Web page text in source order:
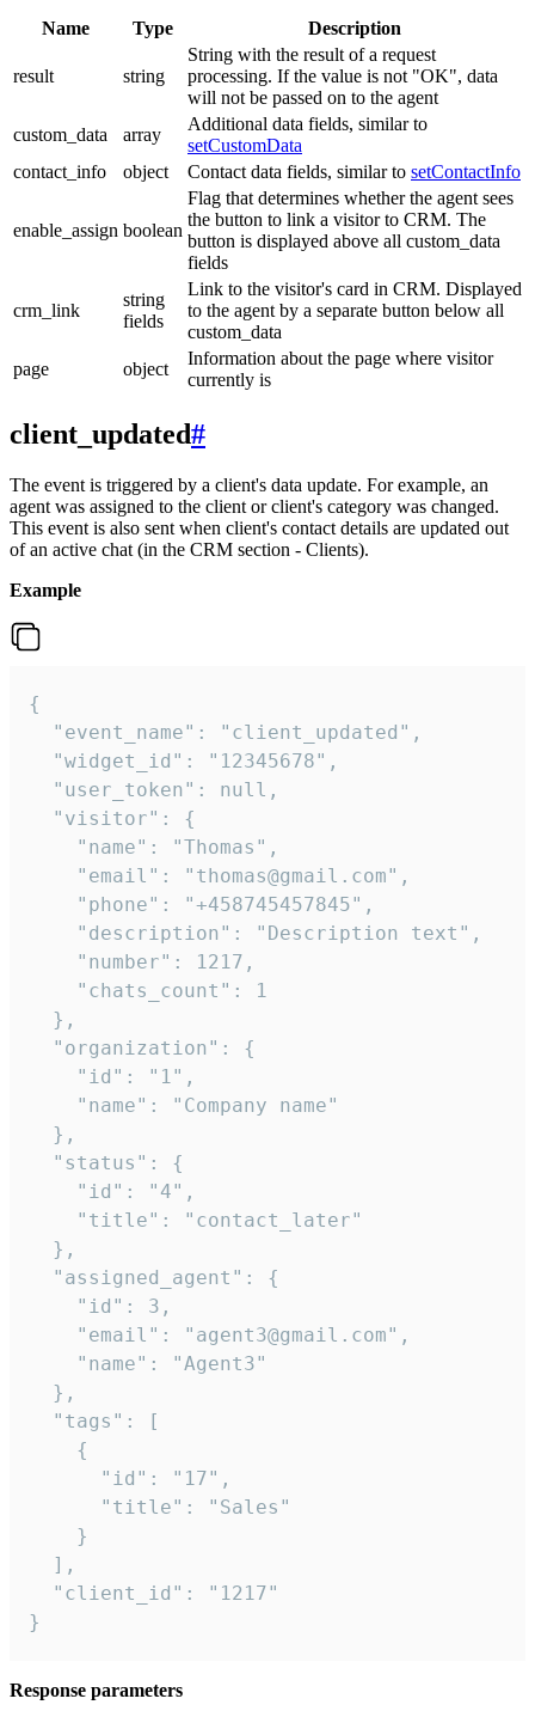
Name Type Description
result string
String with the result of a request
processing. If the value is not "OK", data
will not be passed on to the agent
custom_data
array
Additional data fields, similar to
setCustomData
contact_info
object Contact data fields, similar to setContactInfo
enable_assign boolean
Flag that determines whether the agent sees
the button to link a visitor to CRM. The
button is displayed above all custom_data
fields
crm_link
string
fields
Link to the visitor's card in CRM. Displayed
to the agent by a separate button below all
custom_data
page
object
Information about the page where visitor
currently is
client_updated#
The event is triggered by a client's data update. For example, an
agent was assigned to the client or client's category was changed.
This event is also sent when client's contact details are updated out
of an active chat (in the CRM section - Clients).
Example
{
  "event_name": "client_updated",
  "widget_id": "12345678",
  "user_token": null,
  "visitor": {
    "name": "Thomas",
    "email": "thomas@gmail.com",
    "phone": "+458745457845",
    "description": "Description text",
    "number": 1217,
    "chats_count": 1
  },
  "organization": {
    "id": "1",
    "name": "Company name"
  },
  "status": {
    "id": "4",
    "title": "contact_later"
  },
  "assigned_agent": {
    "id": 3,
    "email": "agent3@gmail.com",
    "name": "Agent3"
  },
  "tags": [
    {
      "id": "17",
      "title": "Sales"
    }
  ],
  "client_id": "1217"
}
Response parameters